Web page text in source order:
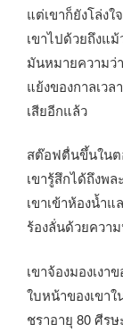
แต่เขาก็ยังโล่ง
เขาไปด้วยถึงแ
มันหมายความว่
แย้งของกาลเว
เสียอีกแล้ว
สต๊อฟตื่นขึ้นในต
เขารู้สึกได้ถึงพ
เขาเข้าห้องน้ำ
ร้องลั่นด้วยควา
เขาจ้องมองเงา
ใบหน้าของเขา
ชราอายุ 80 ศีร